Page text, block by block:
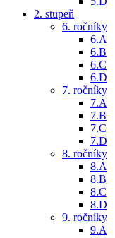
2. stupeň
6. ročníky
6.A
6.B
6.C
6.D
7. ročníky
7.A
7.B
7.C
7.D
8. ročníky
8.A
8.B
8.C
8.D
9. ročníky
9.A